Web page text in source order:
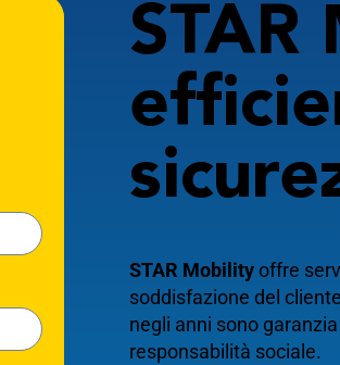
STAR Mobilityoffre
soddisfazione del
negli anni sono
responsabilità sociale.